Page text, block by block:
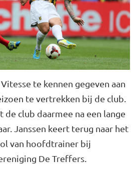
te kennen gegeven aan
te vertrekken bij de club.
de club daarmee na een lange
Janssen keert terug naar het
van hoofdtrainer bij
De Treffers.